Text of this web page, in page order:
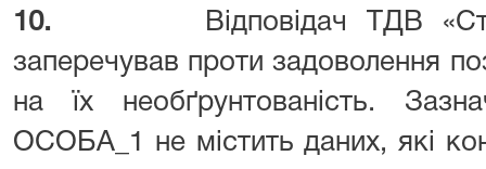
10.
Відповідач ТДВ
заперечував проти задоволення
на їх необґрунтованість.
ОСОБА_1 не містить даних, які